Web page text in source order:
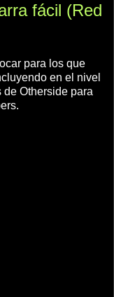
fácil (Red
para los que
en el nivel
Otherside para